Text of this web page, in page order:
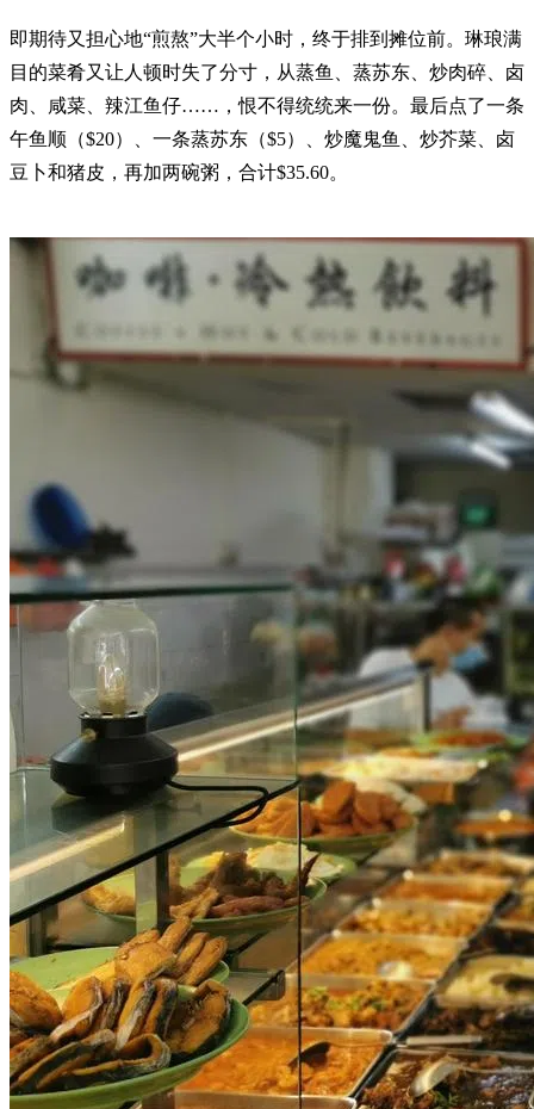
即期待又担心地“煎熬”大半个小时，终于排到摊位前。琳琅满
目的菜肴又让人顿时失了分寸，从蒸鱼、蒸苏东、炒肉碎、卤
肉、咸菜、辣江鱼仔……，恨不得统统来一份。最后点了一条
午鱼顺（$20）、一条蒸苏东（$5）、炒魔鬼鱼、炒芥菜、卤
豆卜和猪皮，再加两碗粥，合计$35.60。